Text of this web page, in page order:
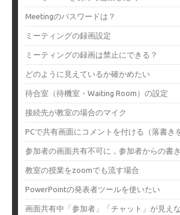
Meetingのパスワードは？
ミーティングの録画設定
ミーティングの録画は禁止にできる？
どのように見えているか確かめたい
待合室（待機室・Waiting Room）の設定
接続先が教室の場合のマイク
PCで共有画面にコメントを付ける（落書き
参加者の画面共有不可に，参加者からの書
教室の授業をzoomでも流す場合
PowerPointの発表者ツールを使いたい
画面共有中「参加者」「チャット」が見え